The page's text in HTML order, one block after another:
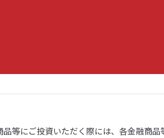
等にご投資いただく際には、各金融商